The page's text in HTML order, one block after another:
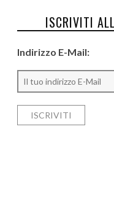
ISCRIVITI
Indirizzo E-Mail: